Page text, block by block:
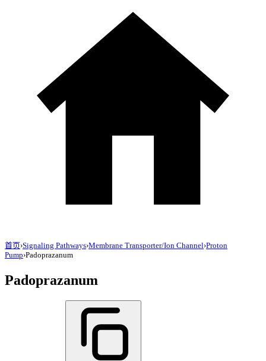
首页›Signaling Pathways›Membrane Transporter/Ion Channel›Proton
Pump›Padoprazanum
Padoprazanum